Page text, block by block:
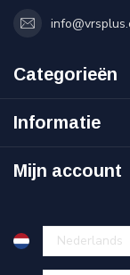
Categorieën
Informatie
Mijn account